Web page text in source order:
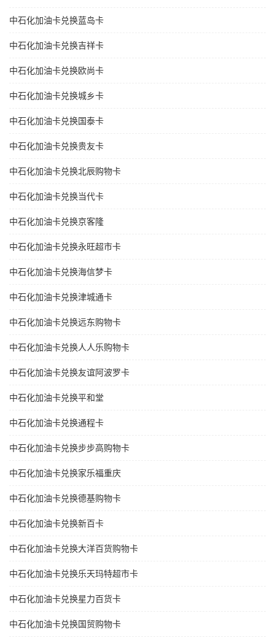
中石化加油卡兑换蓝岛卡
中石化加油卡兑换吉祥卡
中石化加油卡兑换欧尚卡
中石化加油卡兑换城乡卡
中石化加油卡兑换国泰卡
中石化加油卡兑换贵友卡
中石化加油卡兑换北辰购物卡
中石化加油卡兑换当代卡
中石化加油卡兑换京客隆
中石化加油卡兑换永旺超市卡
中石化加油卡兑换海信梦卡
中石化加油卡兑换津城通卡
中石化加油卡兑换远东购物卡
中石化加油卡兑换人人乐购物卡
中石化加油卡兑换友谊阿波罗卡
中石化加油卡兑换平和堂
中石化加油卡兑换通程卡
中石化加油卡兑换步步高购物卡
中石化加油卡兑换家乐福重庆
中石化加油卡兑换德基购物卡
中石化加油卡兑换新百卡
中石化加油卡兑换大洋百货购物卡
中石化加油卡兑换乐天玛特超市卡
中石化加油卡兑换星力百货卡
中石化加油卡兑换国贸购物卡